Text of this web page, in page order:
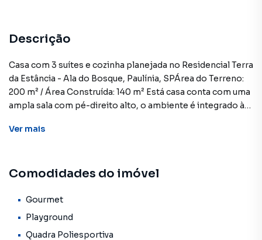
Descrição
Casa com 3 suítes e cozinha planejada no Residencial Terra
da Estância - Ala do Bosque, Paulínia, SPÁrea do Terreno:
200 m² / Área Construída: 140 m² Está casa conta com uma
ampla sala com pé-direito alto, o ambiente é integrado à
acabamentos de alta qualidade, proporcionando um
um quintal espaçoso que dispõe de uma área gourmet
serviço prática e uma garagem coberta para dois
veículos.*Essa casa está em construção e as fotos são
Ver mais
Comodidades do imóvel
Gourmet
Playground
Quadra Poliesportiva